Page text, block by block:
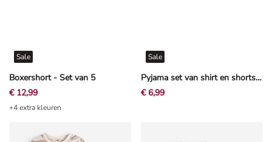
Boxershort - Set van 5
Sale
€ 12,99
+4 extra kleuren
Pyjama set van shirt en shorts - Motiefmix - Veelkleurig
Sale
€ 6,99